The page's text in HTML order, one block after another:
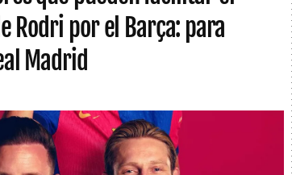
Rodri por el Barça: para
Madrid